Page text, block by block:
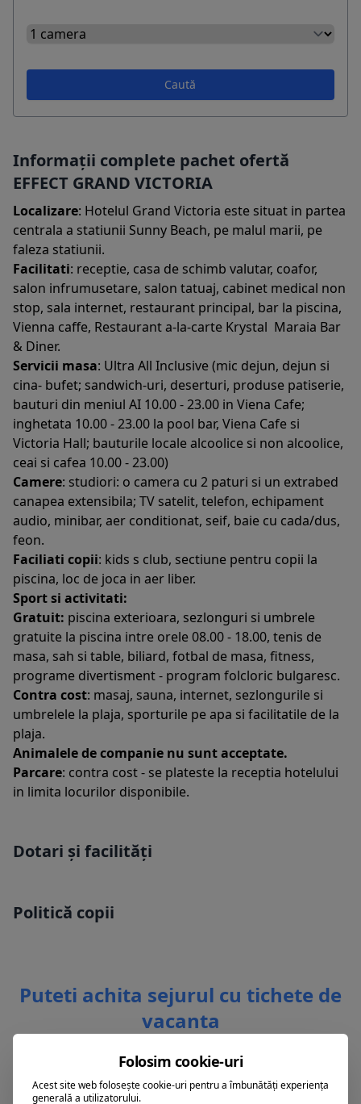
Caută
Informații complete pachet ofertă
EFFECT GRAND VICTORIA
Localizare: Hotelul Grand Victoria este situat in partea
centrala a statiunii Sunny Beach, pe malul marii, pe
faleza statiunii.
Facilitati: receptie, casa de schimb valutar, coafor,
salon infrumusetare, salon tatuaj, cabinet medical non
stop, sala internet, restaurant principal, bar la piscina,
Vienna caffe, Restaurant a-la-carte Krystal Maraia Bar
& Diner.
Servicii masa: Ultra All Inclusive (mic dejun, dejun si
cina- bufet; sandwich-uri, deserturi, produse patiserie,
bauturi din meniul AI 10.00 - 23.00 in Viena Cafe;
inghetata 10.00 - 23.00 la pool bar, Viena Cafe si
Victoria Hall; bauturile locale alcoolice si non alcoolice,
ceai si cafea 10.00 - 23.00)
Camere: studiori: o camera cu 2 paturi si un extrabed
canapea extensibila; TV satelit, telefon, echipament
audio, minibar, aer conditionat, seif, baie cu cada/dus,
feon.
Faciliati copii: kids s club, sectiune pentru copii la
piscina, loc de joca in aer liber.
Sport si activitati:
Gratuit: piscina exterioara, sezlonguri si umbrele
gratuite la piscina intre orele 08.00 - 18.00, tenis de
masa, sah si table, biliard, fotbal de masa, fitness,
programe divertisment - program folcloric bulgaresc.
Contra cost: masaj, sauna, internet, sezlongurile si
umbrelele la plaja, sporturile pe apa si facilitatile de la
plaja.
Animalele de companie nu sunt acceptate.
Parcare: contra cost - se plateste la receptia hotelului
in limita locurilor disponibile.
Dotari și facilități
Politică copii
Puteti achita sejurul cu tichete de
vacanta
Folosim cookie-uri
Acest site web folosește cookie-uri pentru a îmbunătăți experiența
generală a utilizatorului.